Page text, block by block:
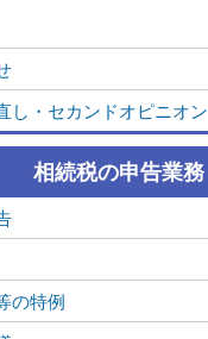
し・セカンドオピニオン
相続税の申告業務
の特例